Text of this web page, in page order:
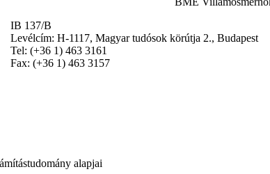
IB 137/B
Levélcím: H-1117, Magyar tudósok körútja 2., Budapest
Tel: (+36 1) 463 3161
Fax: (+36 1) 463 3157
alapjai